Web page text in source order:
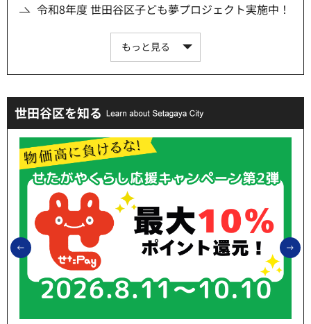
令和8年度 世田谷区子ども夢プロジェクト実施中！
もっと見る
世田谷区を知る
前のスライドを表示